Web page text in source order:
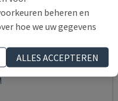
beheren en
hoe we uw gegevens
ALLES ACCEPTEREN